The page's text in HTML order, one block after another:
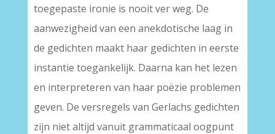
toegepaste ironie is nooit ver weg. De
aanwezigheid van een anekdotische laag in
de gedichten maakt haar gedichten in eerste
instantie toegankelijk. Daarna kan het lezen
en interpreteren van haar poëzie problemen
geven. De versregels van Gerlachs gedichten
zijn niet altijd vanuit grammaticaal oogpunt